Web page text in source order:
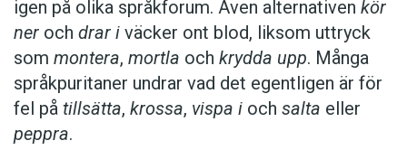
igen på olika språkforum. Även alternativen kör
ner och drar i väcker ont blod, liksom uttryck
som montera, mortla och krydda upp. Många
språkpuritaner undrar vad det egentligen är för
fel på tillsätta, krossa, vispa i och salta eller
peppra.